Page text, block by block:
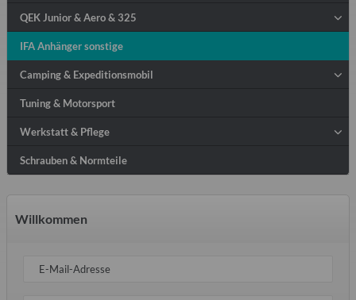
QEK Junior & Aero & 325
IFA Anhänger sonstige
Camping & Expeditionsmobil
Tuning & Motorsport
Werkstatt & Pflege
Schrauben & Normteile
Willkommen
E-Mail-Adresse